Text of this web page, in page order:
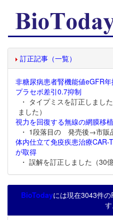
訂正記事（一覧）
非糖尿病患者腎機能値eGFR
プラセボ差引0.7抑制
・ タイプミスを訂正しまし
ました）
視力を回復する無線の網膜移
・ 1段落目の 発売後→市販
体内仕立て免疫疾患治療CAR-
が取得
・ 誤解を訂正しました（30
BioTodayには現在3043件
す